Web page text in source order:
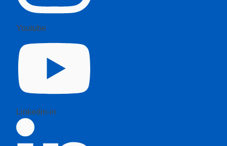
Youtube
Linkedin-in